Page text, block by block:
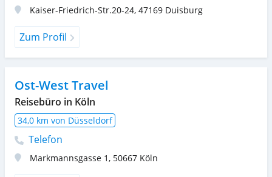
Kaiser-Friedrich-Str.20-24, 47169 Duisburg
Zum Profil
Ost-West Travel
Reisebüro in Köln
34,0 km von Düsseldorf
Telefon
Markmannsgasse 1 , 50667 Köln